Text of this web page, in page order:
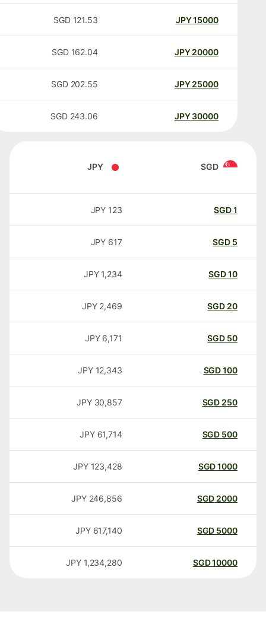
15000
JPY
121.53
SGD
20000
JPY
162.04
SGD
25000
JPY
202.55
SGD
30000
JPY
243.06
SGD
SGD
JPY
SGD
123
JPY
SGD
617
JPY
SGD
1,234
JPY
20
SGD
2,469
JPY
50
SGD
6,171
JPY
100
SGD
12,343
JPY
250
SGD
30,857
JPY
500
SGD
61,714
JPY
1000
SGD
123,428
JPY
2000
SGD
246,856
JPY
5000
SGD
617,140
JPY
10000
SGD
1,234,280
JPY